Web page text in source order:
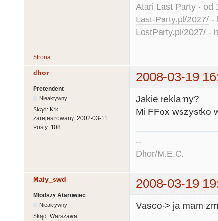
Atari Last Party - od
Last-Party.pl/2027/ -
LostParty.pl/2027/ -
Strona
dhor 2008-03-19
Pretendent
Nieaktywny
Skąd: Krk
Zarejestrowany: 2002-03-11
Posty: 108
Jakie reklamy?
Mi FFox wszystko
--
Dhor/M.E.C.
Maly_swd 2008-03-19
Młodszy Atarowiec
Nieaktywny
Skąd: Warszawa
Vasco-> ja mam